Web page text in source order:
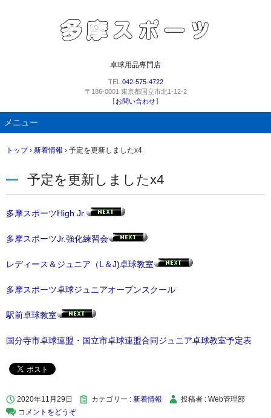
卓球用品専門店
TEL. 042-575-4722
〒186-0001 東京都国立市北1-12-2
【お問い合わせ】
メニュー
ン
ン
ツ
ス
ッ
トップ › 新着情報 › 予定を更新しましたx4
予定を更新しましたx4
多摩スポーツHigh Jr.
多摩スポーツJr.強化練習会
レディース＆ジュニア（L＆J)卓球教室
多摩スポーツ卓球ジュニアオープンスクール
駅前卓球教室
国分寺市卓球連盟・国立市卓球連盟合同ジュニア卓球教室予定表
2020年11月29日 カテゴリー : 新着情報
投稿者 : Web管理部
コメントをどうぞ